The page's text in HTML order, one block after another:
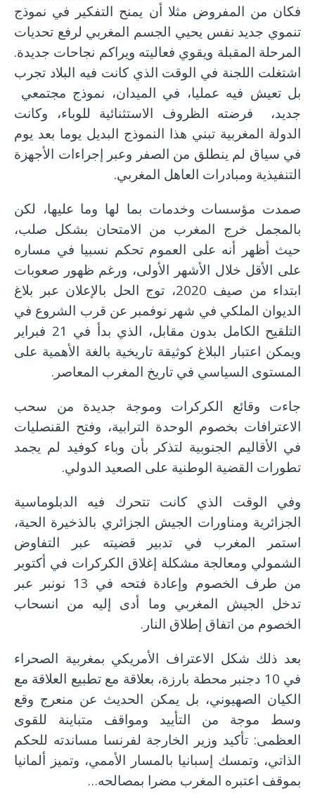
فكان من المفروض مثلا أن يمنح التفكير في نموذج
تنموي جديد نفس يحيي الجسم المغربي لرفع تحديات
المرحلة المقبلة ويقوي فعاليته ويراكم نجاحات جديدة.
اشتغلت اللجنة في الوقت الذي كانت فيه البلاد تجرب
بل تعيش فيه عمليا، في الميدان، نموذج مجتمعي
جديد، فرضته الظروف الاستثنائية للوباء، وكانت
الدولة المغربية تبني هذا النموذج البديل يوما بعد يوم
في سياق لم ينطلق من الصفر وعبر إجراءات الأجهزة
التنفيذية ومبادرات العاهل المغربي.
صمدت مؤسسات وخدمات بما لها وما عليها، لكن
بالمجمل خرج المغرب من الامتحان بشكل صلب،
حيث أظهر أنه على العموم تحكم نسبيا في مساره
على الأقل خلال الأشهر الأولى، ورغم ظهور صعوبات
ابتداء من صيف 2020، توج الحل بالإعلان عبر بلاغ
الديوان الملكي في شهر نوفمبر عن قرب الشروع في
التلقيح الكامل بدون مقابل، الذي بدأ في 21 فبراير
ويمكن اعتبار البلاغ كوثيقة تاريخية بالغة الأهمية على
المستوى السياسي في تاريخ المغرب المعاصر.
جاءت وقائع الكركرات وموجة جديدة من سحب
الاعترافات بخصوم الوحدة الترابية، وفتح القنصليات
في الأقاليم الجنوبية لتذكر بأن وباء كوفيد لم يجمد
تطورات القضية الوطنية على الصعيد الدولي.
وفي الوقت الذي كانت تتحرك فيه الدبلوماسية
الجزائرية ومناورات الجيش الجزائري بالذخيرة الحية،
استمر المغرب في تدبير قضيته عبر التفاوض
الشمولي ومعالجة مشكلة إغلاق الكركرات في أكتوبر
من طرف الخصوم وإعادة فتحه في 13 نونبر عبر
تدخل الجيش المغربي وما أدى إليه من انسحاب
الخصوم من اتفاق إطلاق النار.
بعد ذلك شكل الاعتراف الأمريكي بمغربية الصحراء
في 10 دجنبر محطة بارزة، بعلاقة مع تطبيع العلاقة مع
الكيان الصهيوني، بل يمكن الحديث عن منعرج وقع
وسط موجة من التأييد ومواقف متباينة للقوى
العظمى: تأكيد وزير الخارجة لفرنسا مساندته للحكم
الذاتي، وتمسك إسبانيا بالمسار الأممي، وتميز ألمانيا
بموقف اعتبره المغرب مضرا بمصالحه…